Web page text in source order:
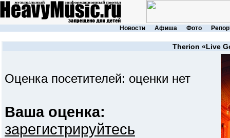
Новости Афиша Фото
Therion «Live
Оценка посетителей: оценки нет
Ваша оценка:
зарегистрируйтесь